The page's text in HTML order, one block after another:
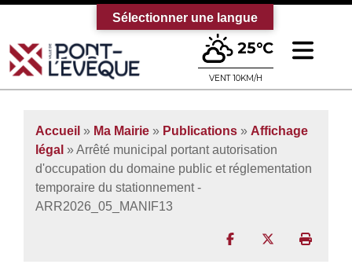
Bienvenue sur le site officiel de la
25°C
VENT 10KM/H
Accueil » Ma Mairie » Publications » Affichage
légal » Arrêté municipal portant autorisation
d'occupation du domaine public et réglementation
temporaire du stationnement -
ARR2026_05_MANIF13
Partager surPartager sur
Sélectionner une langue